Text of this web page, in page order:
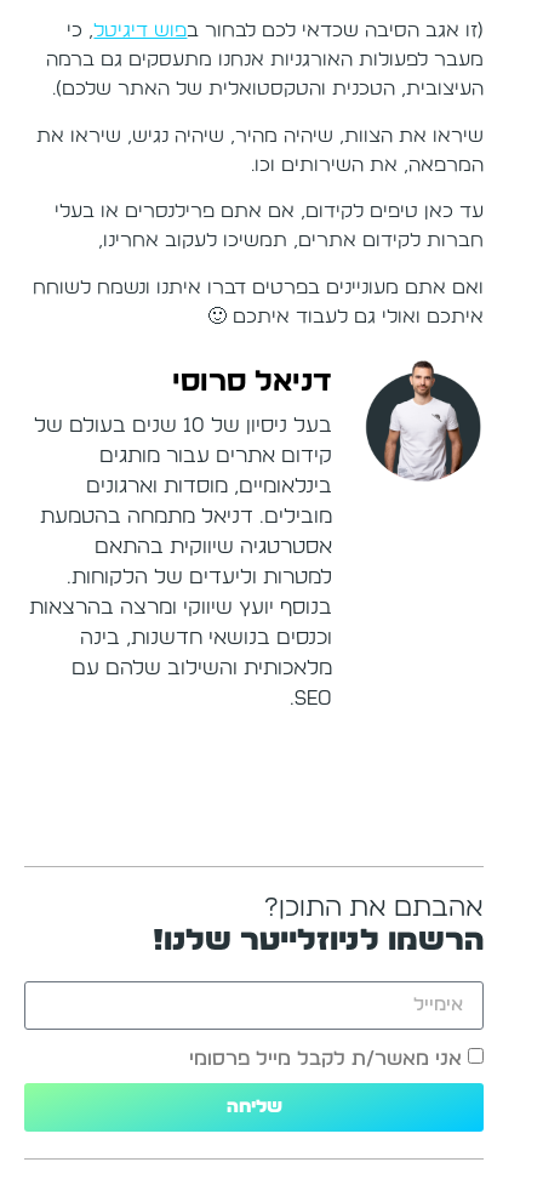
(זו אגב הסיבה שכדאי לכם לבחור בפוש דיגיטל, כי
מעבר לפעולות האורגניות אנחנו מתעסקים גם ברמה
העיצובית, הטכנית והטקסטואלית של האתר שלכם).
שיראו את הצוות, שיהיה מהיר, שיהיה נגיש, שיראו את
המרפאה, את השירותים וכו.
עד כאן טיפים לקידום, אם אתם פרילנסרים או בעלי
חברות לקידום אתרים, תמשיכו לעקוב אחרינו,
ואם אתם מעוניינים בפרטים דברו איתנו ונשמח לשוחח
איתכם ואולי גם לעבוד איתכם 🙂
דניאל סרוסי
בעל ניסיון של 10 שנים בעולם של
קידום אתרים עבור מותגים
בינלאומיים, מוסדות וארגונים
מובילים. דניאל מתמחה בהטמעת
אסטרטגיה שיווקית בהתאם
למטרות וליעדים של הלקוחות.
בנוסף יועץ שיווקי ומרצה בהרצאות
וכנסים בנושאי חדשנות, בינה
מלאכותית והשילוב שלהם עם
SEO.
אהבתם את התוכן?
הרשמו לניוזלייטר שלנו!
אני מאשר/ת לקבל מייל פרסומי
שליחה